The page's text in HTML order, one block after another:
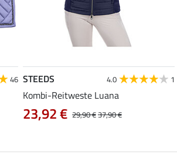
46 STEEDS 4.0 1
Kombi-Reitweste Luana
29,90 €37,90 €
23,92 €